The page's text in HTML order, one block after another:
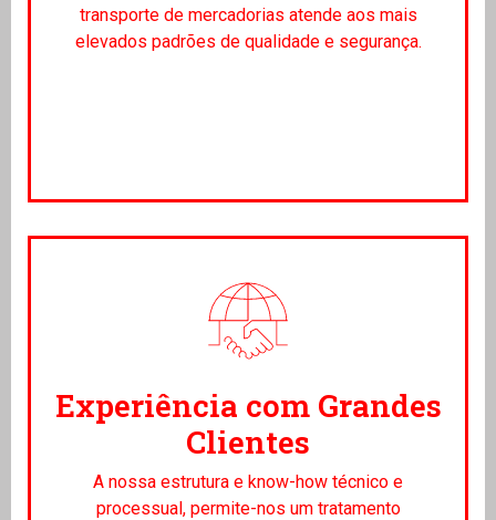
transporte de mercadorias atende aos mais
elevados padrões de qualidade e segurança.
Experiência com Grandes
Clientes
A nossa estrutura e know-how técnico e
processual, permite-nos um tratamento